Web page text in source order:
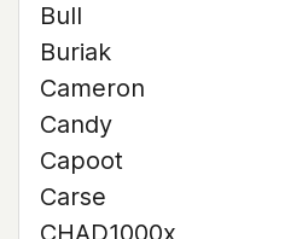
Bull
Buriak
Cameron
Candy
Capoot
Carse
CHAD1000x